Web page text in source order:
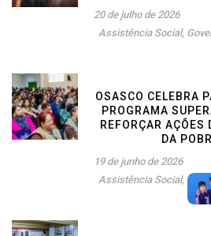
20 de julho de 2026
Assistência Social,
OSASCO CELEBRA
PROGRAMA
REFORÇAR AÇÕES
DA
19 de junho de 2026
Assistência Social,